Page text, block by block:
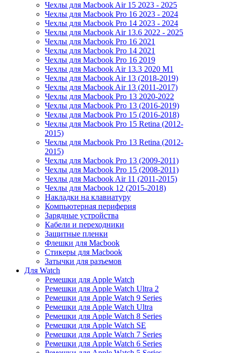
Чехлы для Macbook Air 15 2023 - 2025
Чехлы для Macbook Pro 16 2023 - 2024
Чехлы для Macbook Pro 14 2023 - 2024
Чехлы для Macbook Air 13.6 2022 - 2025
Чехлы для Macbook Pro 16 2021
Чехлы для Macbook Pro 14 2021
Чехлы для Macbook Pro 16 2019
Чехлы для Macbook Air 13.3 2020 M1
Чехлы для Macbook Air 13 (2018-2019)
Чехлы для Macbook Air 13 (2011-2017)
Чехлы для Macbook Pro 13 2020-2022
Чехлы для Macbook Pro 13 (2016-2019)
Чехлы для Macbook Pro 15 (2016-2018)
Чехлы для Macbook Pro 15 Retina (2012-
2015)
Чехлы для Macbook Pro 13 Retina (2012-
2015)
Чехлы для Macbook Pro 13 (2009-2011)
Чехлы для Macbook Pro 15 (2008-2011)
Чехлы для Macbook Air 11 (2011-2015)
Чехлы для Macbook 12 (2015-2018)
Накладки на клавиатуру
Компьютерная периферия
Зарядные устройства
Кабели и переходники
Защитные пленки
Флешки для Macbook
Стикеры для Macbook
Затычки для разъемов
Для Watch
Ремешки для Apple Watch
Ремешки для Apple Watch Ultra 2
Ремешки для Apple Watch 9 Series
Ремешки для Apple Watch Ultra
Ремешки для Apple Watch 8 Series
Ремешки для Apple Watch SE
Ремешки для Apple Watch 7 Series
Ремешки для Apple Watch 6 Series